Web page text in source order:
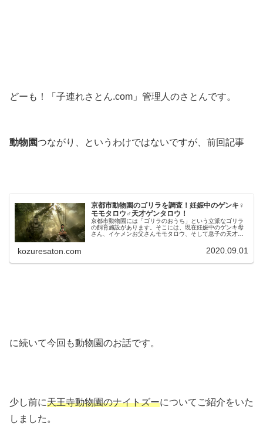
どーも！「子連れさとん.com」管理人のさとんです。
動物園つながり、というわけではないですが、前回記事
京都市動物園のゴリラを調査！妊娠中のゲンキ♀
モモタロウ♂天才ゲンタロウ！
京都市動物園には「ゴリラのおうち」という立派なゴリラ
の飼育施設があります。そこには、現在妊娠中のゲンキ母
さん、イケメンお父さんモモタロウ、そして息子の天才ゲ
フィールやキャラクターを調べてみました。
kozuresaton.com 2020.09.01
に続いて今回も動物園のお話です。
少し前に天王寺動物園のナイトズーについてご紹介をいた
しました。